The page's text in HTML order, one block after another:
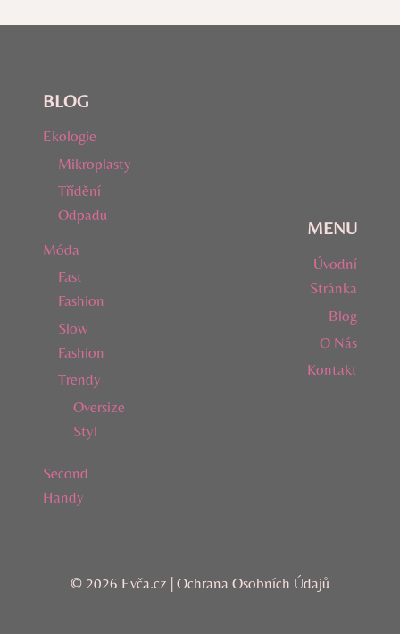
BLOG
Ekologie
Mikroplasty
Třídění
Odpadu
Móda
Fast
Fashion
Slow
Fashion
Trendy
Oversize
Styl
Second
Handy
MENU
Úvodní
Stránka
Blog
O Nás
Kontakt
© 2026 Evča.cz | Ochrana Osobních Údajů